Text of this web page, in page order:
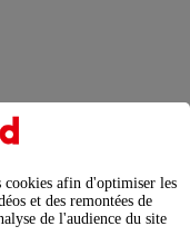
des appareils
électrique
: concentrer les
cookies afin d'optimiser les
et des remontées de
de l'audience du site